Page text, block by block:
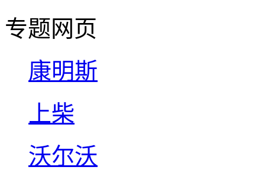
专题网页
康明斯
上柴
沃尔沃